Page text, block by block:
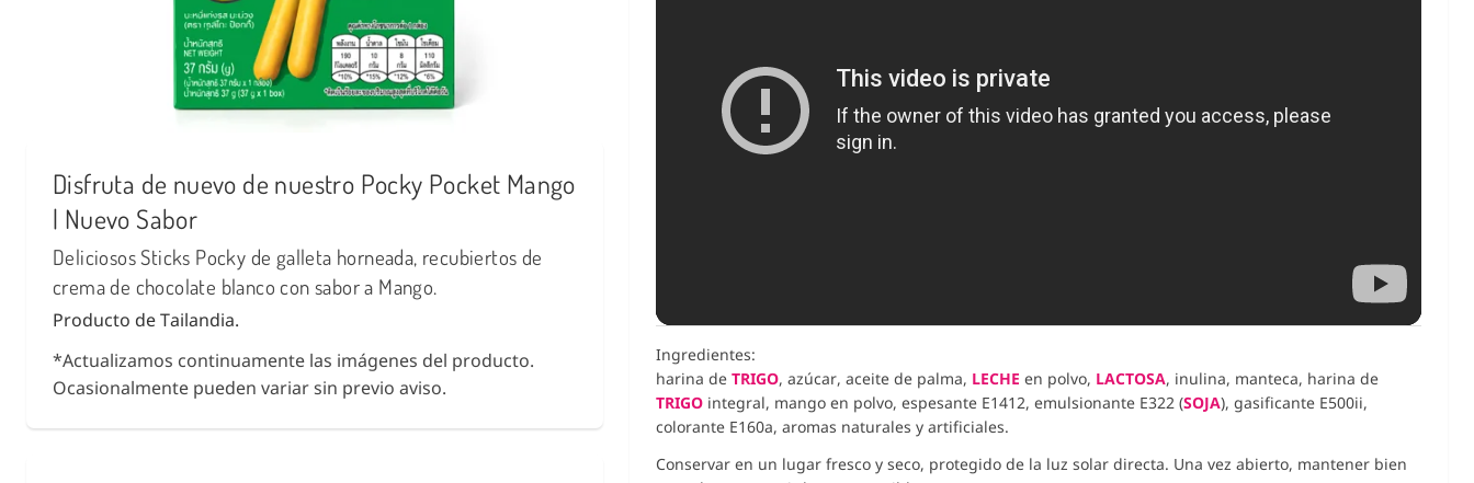
Disfruta de nuevo de nuestro Pocky Pocket Mango
| Nuevo Sabor
Deliciosos Sticks Pocky de galleta horneada, recubiertos de
crema de chocolate blanco con sabor a Mango.
Producto de Tailandia.
*Actualizamos continuamente las imágenes del producto.
Ocasionalmente pueden variar sin previo aviso.
Ingredientes:
harina de TRIGO, azúcar, aceite de palma, LECHE en polvo, LACTOSA, inulina, manteca, harina de
TRIGO integral, mango en polvo, espesante E1412, emulsionante E322 (SOJA), gasificante E500ii,
colorante E160a, aromas naturales y artificiales.
Conservar en un lugar fresco y seco, protegido de la luz solar directa. Una vez abierto, mantener bien